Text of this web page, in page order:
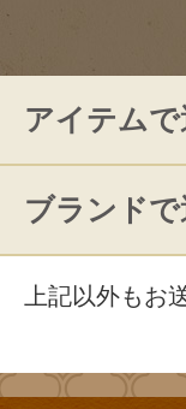
アイテム
ブランド
上記以外もお